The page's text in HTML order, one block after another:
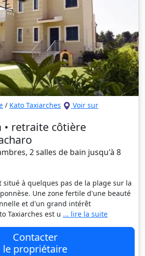
/ Kato Taxiarches
Voir sur
• retraite côtière
2 salles de bain jusqu'à 8
situé à quelques pas de la plage sur la
Une zone fertile d'une beauté
et d'un grand intérêt
Taxiarches est u ... lire la suite
Contacter
le propriétaire